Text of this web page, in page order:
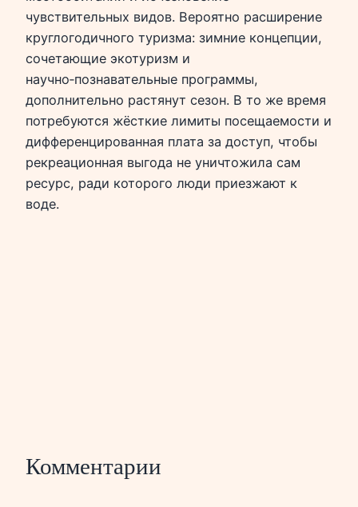
чувствительных видов. Вероятно расширение
круглогодичного туризма: зимние концепции,
сочетающие экотуризм и
научно‑познавательные программы,
дополнительно растянут сезон. В то же время
потребуются жёсткие лимиты посещаемости и
дифференцированная плата за доступ, чтобы
рекреационная выгода не уничтожила сам
ресурс, ради которого люди приезжают к
воде.
Комментарии